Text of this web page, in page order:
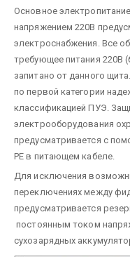
Основное
напряжением 220В
электроснабжения. Все
требующее питания 220В
запитано от данного
по первой категории
классификацией ПУЭ.
электрооборудования
предусматривается с
РЕ в питающем кабеле.
Для исключения
переключениях между
предусматривается
постоянным током
сухозарядных